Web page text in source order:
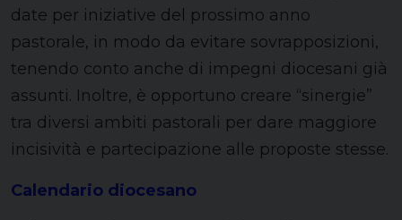
date per iniziative del prossimo anno
pastorale, in modo da evitare sovrapposizioni,
tenendo conto anche di impegni diocesani già
assunti. Inoltre, è opportuno creare “sinergie”
tra diversi ambiti pastorali per dare maggiore
incisività e partecipazione alle proposte stesse.
Calendario diocesano